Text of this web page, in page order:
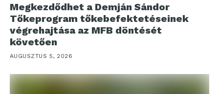
Megkezdődhet a Demján Sándor
Tőkeprogram tőkebefektetéseinek
végrehajtása az MFB döntését
követően
AUGUSZTUS 5, 2026